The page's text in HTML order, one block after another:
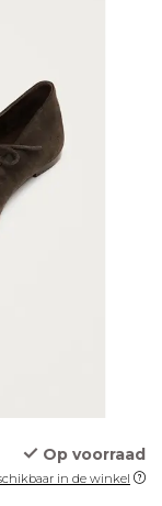
Op voorraad
in de winkel